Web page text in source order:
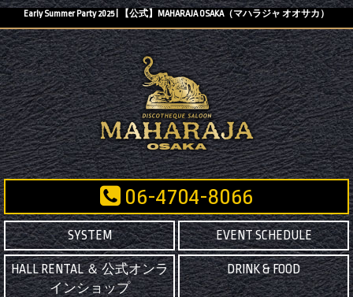
Early Summer Party 2025 | 【公式】MAHARAJA OSAKA（マハラジャ オオサカ）
06-4704-8066
SYSTEM EVENT SCHEDULE
HALL RENTAL ＆ 公式オンラ
インショップ
DRINK & FOOD